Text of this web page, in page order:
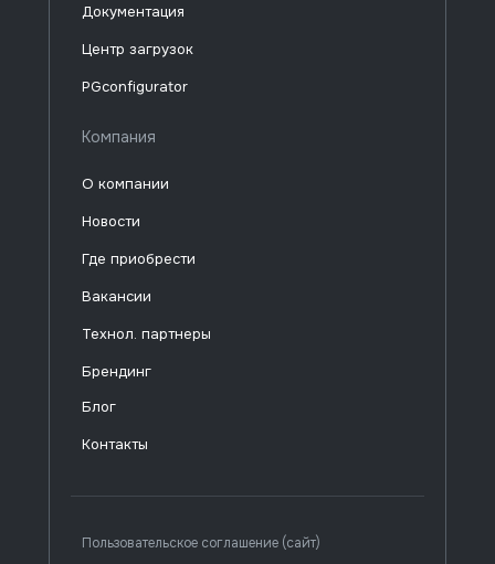
Компания
Пользовательское соглашение (сайт)
Центр загрузок
PGconfigurator
О компании
Новости
Где приобрести
Вакансии
Брендинг
Технол. партнеры
Блог
Контакты
Документация